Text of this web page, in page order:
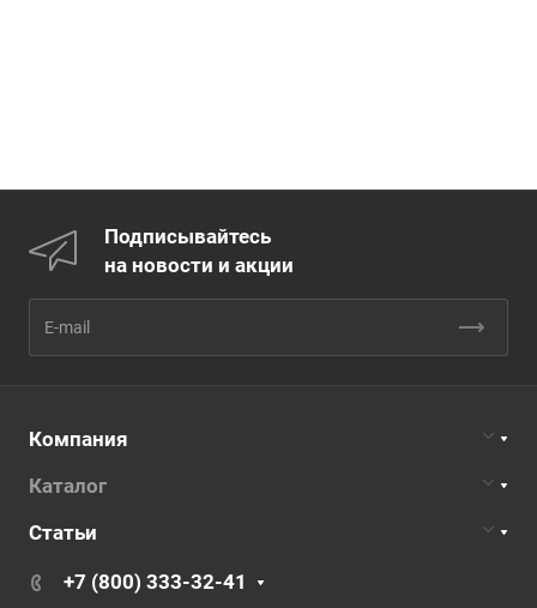
Подписывайтесь
на новости и акции
Компания
Каталог
Статьи
+7 (800) 333-32-41